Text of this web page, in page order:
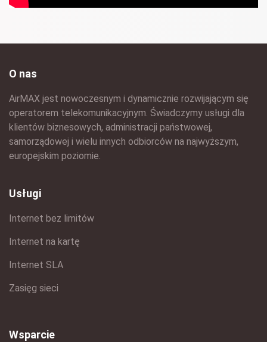
O nas
AirMAX jest nowoczesnym i dynamicznie rozwijającym się
operatorem telekomunikacyjnym. Świadczymy usługi dla
klientów biznesowych, administracji państwowej,
samorządowej i wielu innych odbiorców na najwyższym,
europejskim poziomie.
Usługi
Internet bez limitów
Internet na kartę
Internet SLA
Zasięg sieci
Wsparcie